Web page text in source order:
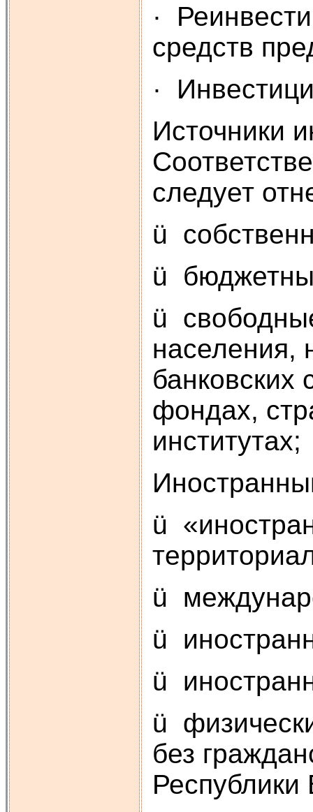
·
средств
·
Источники
следует
ü
ü
ü
населения,
банковских
фондах,
институтах;
ü
ü
ü
ü
ü
без
Республики